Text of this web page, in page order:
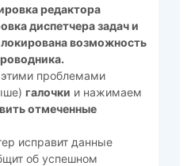
редактора
диспетчера задач и
возможность
проблемами
галочки и нажимаем
отмеченные
исправит данные
об успешном